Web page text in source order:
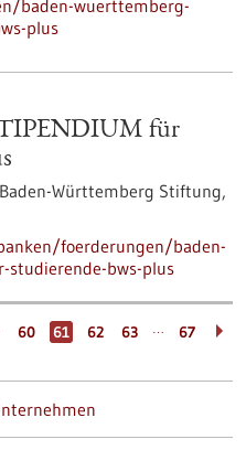
baden-wuerttemberg-
plus
für
Baden-Württemberg Stiftung,
foerderungen/baden-
bws-plus
60 61 62 63 … 67